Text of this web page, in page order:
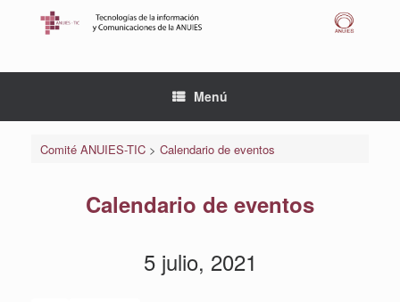
Menú
Comité ANUIES-TIC> Calendario de eventos
Calendario de eventos
5 julio, 2021